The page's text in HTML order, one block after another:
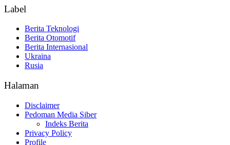
Label
Berita Teknologi
Berita Otomotif
Berita Internasional
Ukraina
Rusia
Halaman
Disclaimer
Pedoman Media Siber
Indeks Berita
Privacy Policy
Profile